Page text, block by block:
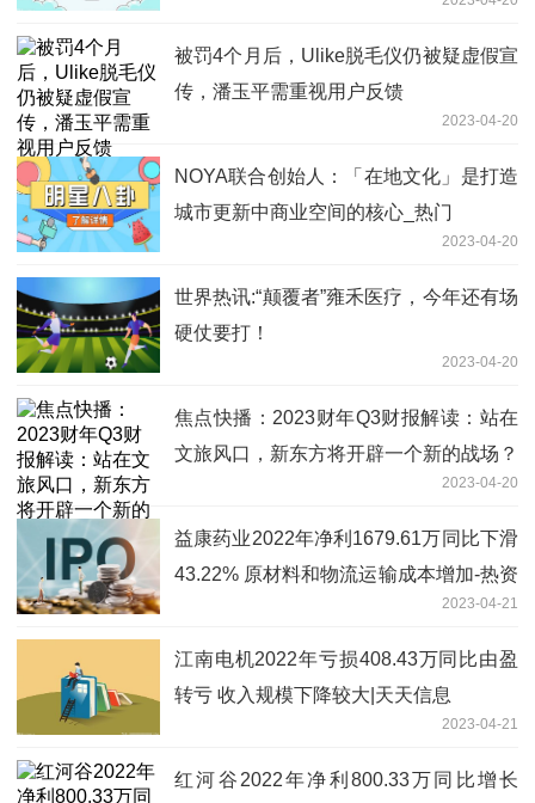
被罚4个月后，Ulike脱毛仪仍被疑虚假宣
传，潘玉平需重视用户反馈
2023-04-20
NOYA联合创始人：「在地文化」是打造
城市更新中商业空间的核心_热门
2023-04-20
世界热讯:“颠覆者”雍禾医疗，今年还有场
硬仗要打！
2023-04-20
焦点快播：2023财年Q3财报解读：站在
文旅风口，新东方将开辟一个新的战场？
2023-04-20
益康药业2022年净利1679.61万同比下滑
43.22% 原材料和物流运输成本增加-热资
2023-04-21
江南电机2022年亏损408.43万同比由盈
转亏 收入规模下降较大|天天信息
2023-04-21
红河谷2022年净利800.33万同比增长